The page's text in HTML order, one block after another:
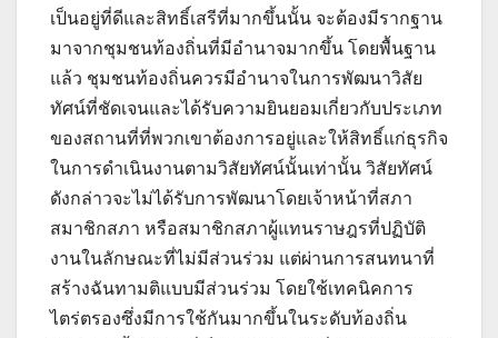
เป็นอยู่ที่ดีและสิทธิ์เสรีที่มากขึ้นนั้น จะต้องมีรากฐาน
มาจากชุมชนท้องถิ่นที่มีอำนาจมากขึ้น โดยพื้นฐาน
แล้ว ชุมชนท้องถิ่นควรมีอำนาจในการพัฒนาวิสัย
ทัศน์ที่ชัดเจนและได้รับความยินยอมเกี่ยวกับประเภท
ของสถานที่ที่พวกเขาต้องการอยู่และให้สิทธิ์แก่ธุรกิจ
ในการดำเนินงานตามวิสัยทัศน์นั้นเท่านั้น วิสัยทัศน์
ดังกล่าวจะไม่ได้รับการพัฒนาโดยเจ้าหน้าที่สภา
สมาชิกสภา หรือสมาชิกสภาผู้แทนราษฎรที่ปฏิบัติ
งานในลักษณะที่ไม่มีส่วนร่วม แต่ผ่านการสนทนาที่
สร้างฉันทามติแบบมีส่วนร่วม โดยใช้เทคนิคการ
ไตร่ตรองซึ่งมีการใช้กันมากขึ้นในระดับท้องถิ่น